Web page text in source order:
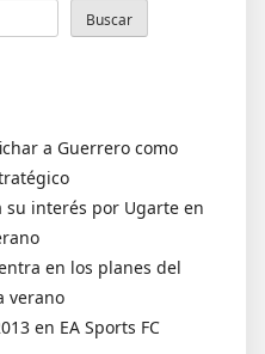
Buscar
a Guerrero como
su interés por Ugarte en
en los planes del
verano
en EA Sports FC